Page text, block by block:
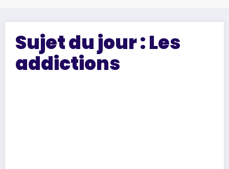
Sujet du jour : Les
addictions